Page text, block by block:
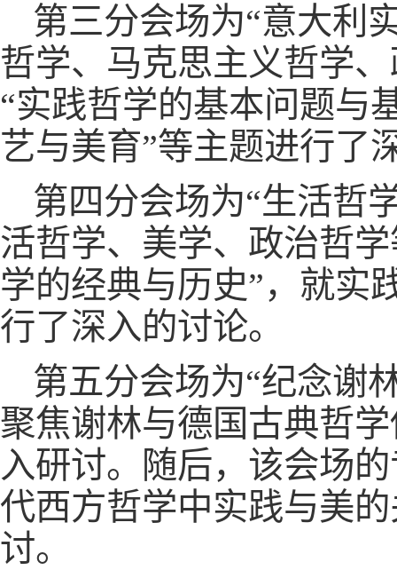
第三分会场为“意大利
哲学、马克思主义哲学
“实践哲学的基本问题与
艺与美育”等主题进行了
第四分会场为“生活哲
活哲学、美学、政治哲
学的经典与历史”，就实
行了深入的讨论。
第五分会场为“纪念谢
聚焦谢林与德国古典哲
入研讨。随后，该会场
代西方哲学中实践与美
讨。